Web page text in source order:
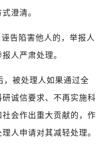
澄清。
告陷害他人的，举报人
人严肃处理。
，被处理人如果通过全
诚信要求、不再实施科
会作出重大贡献的，作
人申请对其减轻处理。